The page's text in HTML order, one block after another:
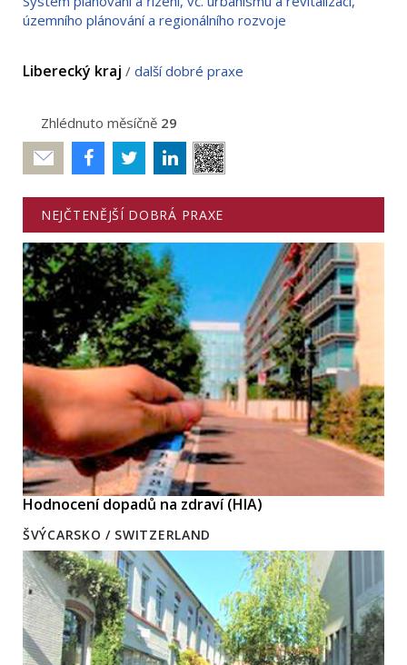
územního plánování a regionálního rozvoje
Liberecký kraj / další dobré praxe
Zhlédnuto měsíčně 29
Poslat
NEJČTENĚJŠÍ DOBRÁ PRAXE
Hodnocení dopadů na zdraví (HIA)
ŠVÝCARSKO / SWITZERLAND